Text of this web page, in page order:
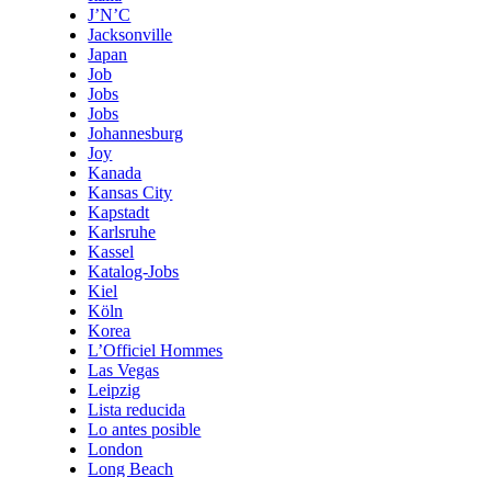
J’N’C
Jacksonville
Japan
Job
Jobs
Jobs
Johannesburg
Joy
Kanada
Kansas City
Kapstadt
Karlsruhe
Kassel
Katalog-Jobs
Kiel
Köln
Korea
L’Officiel Hommes
Las Vegas
Leipzig
Lista reducida
Lo antes posible
London
Long Beach